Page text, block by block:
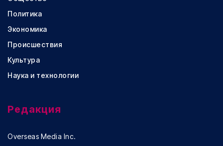
Политика
Экономика
Происшествия
Культура
Наука и технологии
Редакция
Overseas Media Inc.